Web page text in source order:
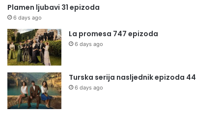
Plamen ljubavi 31 epizoda
6 days ago
La promesa 747 epizoda
6 days ago
Turska serija nasljednik epizoda 44
6 days ago